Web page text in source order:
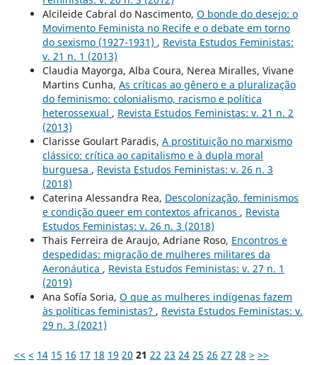
Alcileide Cabral do Nascimento, O bonde do desejo: o
Movimento Feminista no Recife e o debate em torno
do sexismo (1927-1931) , Revista Estudos Feministas:
v. 21 n. 1 (2013)
Claudia Mayorga, Alba Coura, Nerea Miralles, Vivane
Martins Cunha, As críticas ao gênero e a pluralização
do feminismo: colonialismo, racismo e política
heterossexual , Revista Estudos Feministas: v. 21 n. 2
(2013)
Clarisse Goulart Paradis, A prostituição no marxismo
clássico: crítica ao capitalismo e à dupla moral
burguesa , Revista Estudos Feministas: v. 26 n. 3
(2018)
Caterina Alessandra Rea, Descolonização, feminismos
e condição queer em contextos africanos , Revista
Estudos Feministas: v. 26 n. 3 (2018)
Thais Ferreira de Araujo, Adriane Roso, Encontros e
despedidas: migração de mulheres militares da
Aeronáutica , Revista Estudos Feministas: v. 27 n. 1
(2019)
Ana Sofía Soria, O que as mulheres indígenas fazem
às políticas feministas? , Revista Estudos Feministas: v.
29 n. 3 (2021)
<< < 14 15 16 17 18 19 20 21 22 23 24 25 26 27 28 > >>